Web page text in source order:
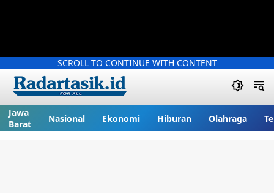
SCROLL TO CONTINUE WITH CONTENT
Jawa
Barat
Nasional Ekonomi Hiburan Olahraga